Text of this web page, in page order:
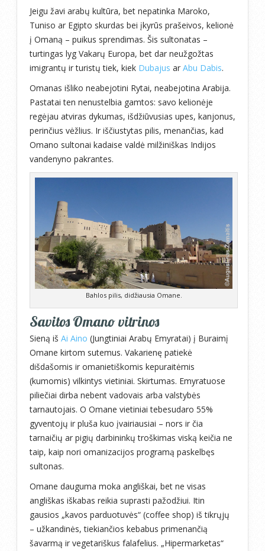
Jeigu žavi arabų kultūra, bet nepatinka Maroko,
Tuniso ar Egipto skurdas bei įkyrūs prašeivos, kelionė
į Omaną – puikus sprendimas. Šis sultonatas –
turtingas lyg Vakarų Europa, bet dar neužgožtas
imigrantų ir turistų tiek, kiek Dubajus ar Abu Dabis.
Omanas išliko neabejotini Rytai, neabejotina Arabija.
Pastatai ten nenustelbia gamtos: savo kelionėje
regėjau atviras dykumas, išdžiūvusias upes, kanjonus,
perinčius vėžlius. Ir iščiustytas pilis, menančias, kad
Omano sultonai kadaise valdė milžiniškas Indijos
vandenyno pakrantes.
Bahlos pilis, didžiausia Omane.
Savitos Omano vitrinos
Sieną iš Ai Aino (Jungtiniai Arabų Emyratai) į Buraimį
Omane kirtom sutemus. Vakarienę patiekė
dišdašomis ir omanietiškomis kepuraitėmis
(kumomis) vilkintys vietiniai. Skirtumas. Emyratuose
piliečiai dirba nebent vadovais arba valstybės
tarnautojais. O Omane vietiniai tebesudaro 55%
gyventojų ir pluša kuo įvairiausiai – nors ir čia
tarnaičių ar pigių darbininkų troškimas viską keičia ne
taip, kaip nori omanizacijos programą paskelbęs
sultonas.
Omane dauguma moka angliškai, bet ne visas
angliškas iškabas reikia suprasti pažodžiui. Itin
gausios „kavos parduotuvės“ (coffee shop) iš tikrųjų
– užkandinės, tiekiančios kebabus primenančią
šavarmą ir vegetariškus falafelius. „Hipermarketas“